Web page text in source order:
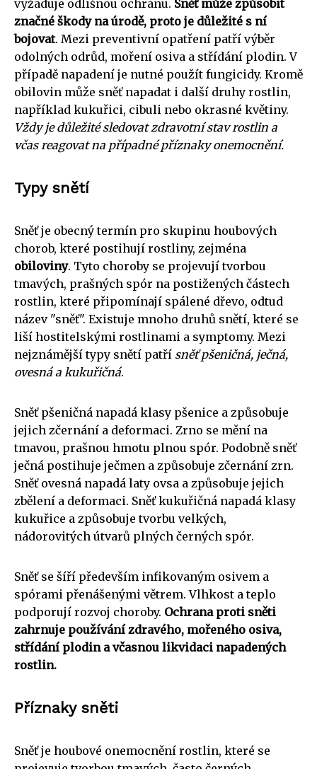
vyžaduje odlišnou ochranu. Sněť může způsobit
značné škody na úrodě, proto je důležité s ní
bojovat. Mezi preventivní opatření patří výběr
odolných odrůd, moření osiva a střídání plodin. V
případě napadení je nutné použít fungicidy. Kromě
obilovin může sněť napadat i další druhy rostlin,
například kukuřici, cibuli nebo okrasné květiny.
Vždy je důležité sledovat zdravotní stav rostlin a
včas reagovat na případné příznaky onemocnění.
Typy snětí
Sněť je obecný termín pro skupinu houbových
chorob, které postihují rostliny, zejména
obiloviny. Tyto choroby se projevují tvorbou
tmavých, prašných spór na postižených částech
rostlin, které připomínají spálené dřevo, odtud
název "sněť". Existuje mnoho druhů snětí, které se
liší hostitelskými rostlinami a symptomy. Mezi
nejznámější typy snětí patří sněť pšeničná, ječná,
ovesná a kukuřičná.
Sněť pšeničná napadá klasy pšenice a způsobuje
jejich zčernání a deformaci. Zrno se mění na
tmavou, prašnou hmotu plnou spór. Podobně sněť
ječná postihuje ječmen a způsobuje zčernání zrn.
Sněť ovesná napadá laty ovsa a způsobuje jejich
zbělení a deformaci. Sněť kukuřičná napadá klasy
kukuřice a způsobuje tvorbu velkých,
nádorovitých útvarů plných černých spór.
Sněť se šíří především infikovaným osivem a
spórami přenášenými větrem. Vlhkost a teplo
podporují rozvoj choroby. Ochrana proti sněti
zahrnuje používání zdravého, mořeného osiva,
střídání plodin a včasnou likvidaci napadených
rostlin.
Příznaky sněti
Sněť je houbové onemocnění rostlin, které se